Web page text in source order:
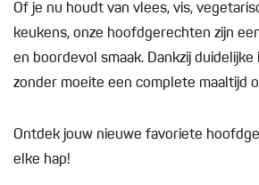
Of je nu houdt van vlees, vis,
keukens, onze hoofdgerechten zijn
en boordevol smaak. Dankzij
zonder moeite een complete maaltijd
Ontdek jouw nieuwe favoriete
elke hap!